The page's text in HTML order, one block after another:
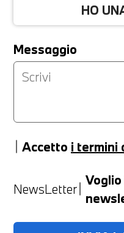
HO
Versione
Messaggio
Accetto i termini
NewsLetter